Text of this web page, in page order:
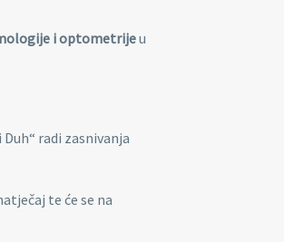
i optometrijeu
radi zasnivanja
te će se na